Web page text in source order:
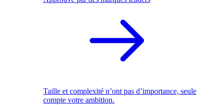
Taille et complexité n’ont pas d’importance, seule
compte votre ambition.